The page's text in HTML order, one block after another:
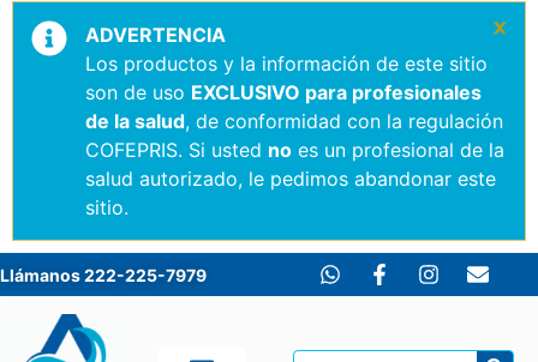
ADVERTENCIA
Los productos y la información de este sitio
son de uso EXCLUSIVO para profesionales
de la salud, de conformidad con la regulación
COFEPRIS. Si usted no es un profesional de la
salud autorizado, le pedimos abandonar este
sitio.
×
Llámanos 222-225-7979